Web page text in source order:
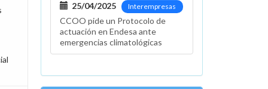
Interempresas
25/04/2025
CCOO pide un Protocolo de
actuación en Endesa ante
emergencias climatológicas